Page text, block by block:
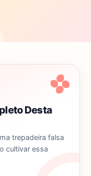
Desta
trepadeira falsa
cultivar essa